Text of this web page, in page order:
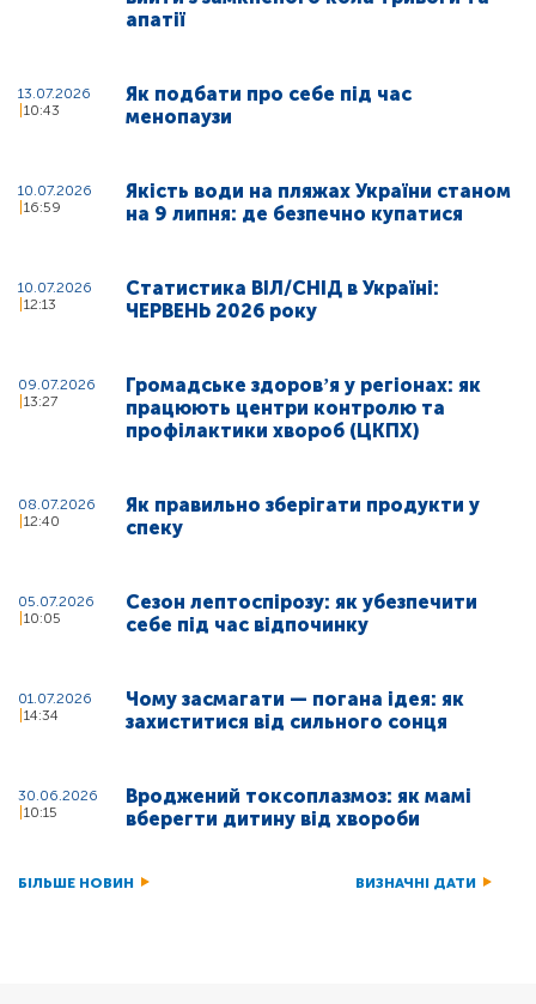
апатії
13.07.2026
10:43
Як подбати про себе під час
менопаузи
10.07.2026
16:59
Якість води на пляжах України станом
на 9 липня: де безпечно купатися
10.07.2026
12:13
Статистика ВІЛ/СНІД в Україні:
ЧЕРВЕНЬ 2026 року
09.07.2026
13:27
Громадське здоровʼя у регіонах: як
працюють центри контролю та
профілактики хвороб (ЦКПХ)
08.07.2026
12:40
Як правильно зберігати продукти у
спеку
05.07.2026
10:05
Сезон лептоспірозу: як убезпечити
себе під час відпочинку
01.07.2026
14:34
Чому засмагати — погана ідея: як
захиститися від сильного сонця
30.06.2026
10:15
Вроджений токсоплазмоз: як мамі
вберегти дитину від хвороби
БІЛЬШЕ НОВИН ВИЗНАЧНІ ДАТИ